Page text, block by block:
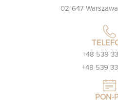
02-647
+48 539
+48 539
PON-